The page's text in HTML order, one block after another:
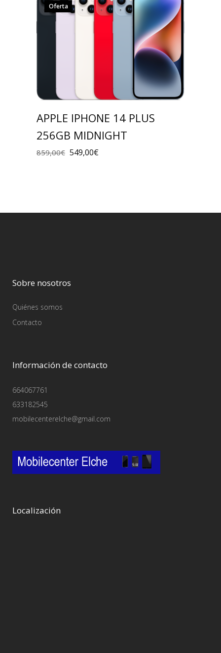
Oferta
APPLE IPHONE 14 PLUS
256GB MIDNIGHT
859,00€ 549,00€
Sobre nosotros
Quiénes somos
Contacto
Información de contacto
664067761
633182545
mobilecenterelche@gmail.com
Localización